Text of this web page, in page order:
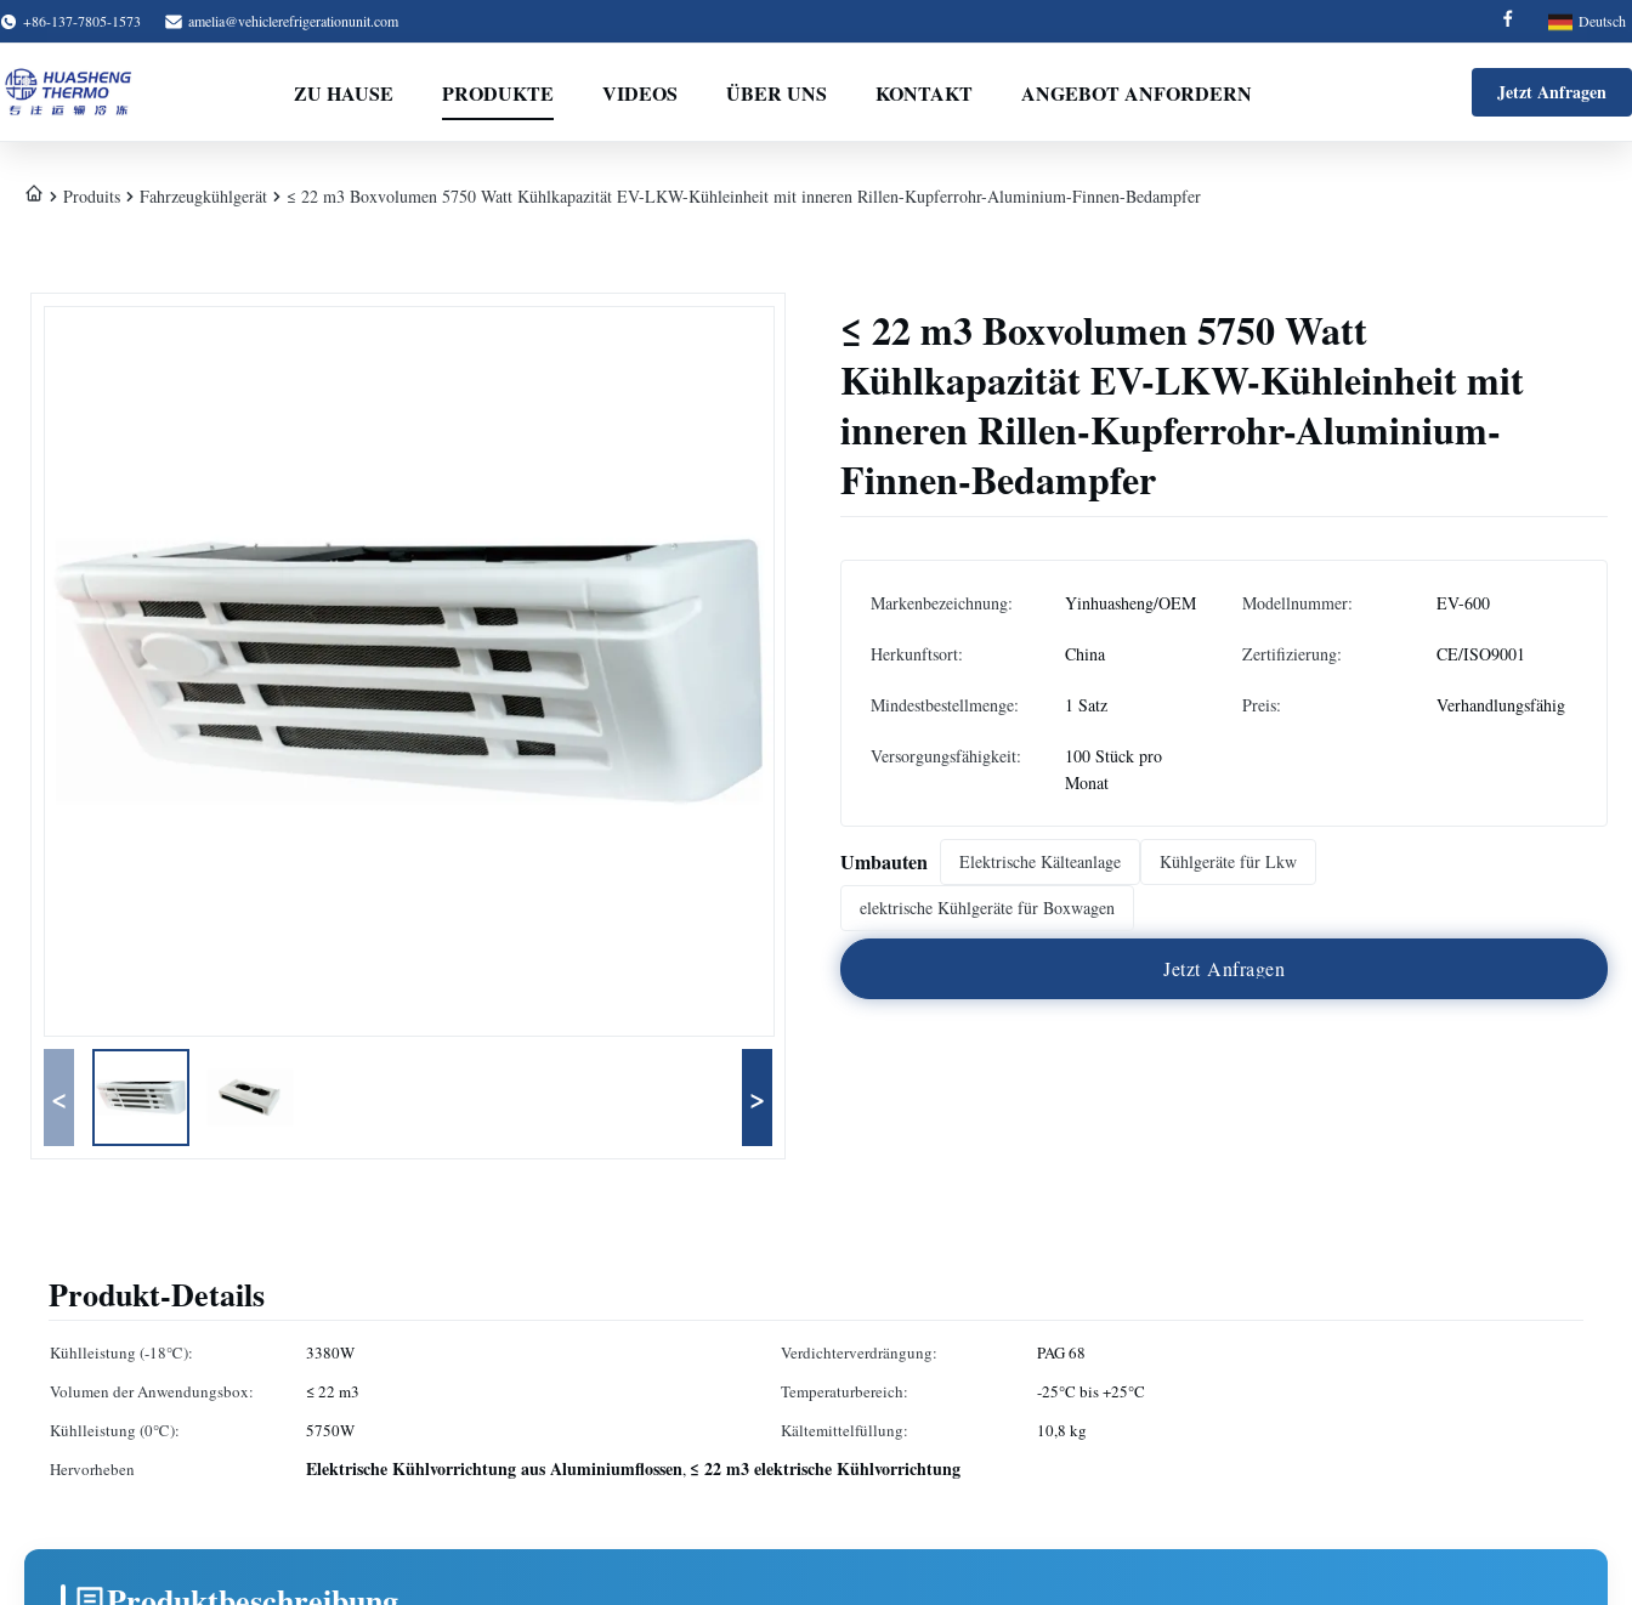
+86-137-7805-1573 amelia@vehiclerefrigerationunit.com Deutsch
ZU HAUSE PRODUKTE VIDEOS ÜBER UNS KONTAKT ANGEBOT ANFORDERN Jetzt Anfragen
Produits Fahrzeugkühlgerät ≤ 22 m3 Boxvolumen 5750 Watt Kühlkapazität EV-LKW-Kühleinheit mit inneren Rillen-Kupferrohr-Aluminium-Finnen-Bedampfer
< >
≤ 22 m3 Boxvolumen 5750 Watt
Kühlkapazität EV-LKW-Kühleinheit mit
inneren Rillen-Kupferrohr-Aluminium-
Finnen-Bedampfer
Markenbezeichnung: Yinhuasheng/OEM Modellnummer: EV-600
Herkunftsort: China Zertifizierung: CE/ISO9001
Mindestbestellmenge: 1 Satz Preis: Verhandlungsfähig
Versorgungsfähigkeit:
100 Stück pro
Monat
Umbauten Elektrische Kälteanlage
Kühlgeräte für Lkw
elektrische Kühlgeräte für Boxwagen
Jetzt Anfragen
Produkt-Details
Kühlleistung (-18℃): 3380W Verdichterverdrängung:
PAG 68
Volumen der Anwendungsbox:
≤ 22 m3 Temperaturbereich:
-25°C bis +25°C
Kühlleistung (0℃):
5750W Kältemittelfüllung:
10,8 kg
Hervorheben
Elektrische Kühlvorrichtung aus Aluminiumflossen, ≤ 22 m3 elektrische Kühlvorrichtung